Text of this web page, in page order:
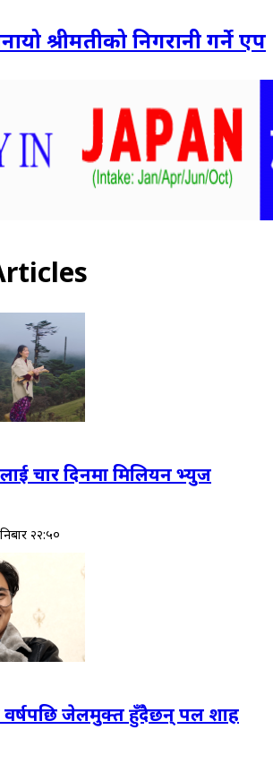
श्रीमतीको निगरानी गर्ने एप
चार दिनमा मिलियन भ्युज
२२:५०
जेलमुक्त हुँदैछन् पल शाह